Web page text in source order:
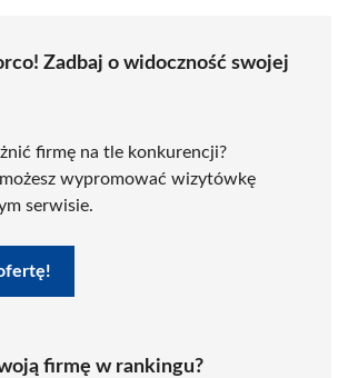
Zadbaj o widoczność swojej
firmę na tle konkurencji?
wypromować wizytówkę
serwisie.
firmę w rankingu?